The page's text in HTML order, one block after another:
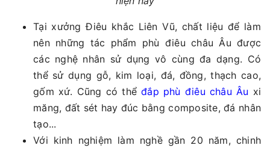
Tại xưởng Điêu khắc Liên Vũ, chất liệu để làm
nên những tác phẩm phù điêu châu Âu được
các nghệ nhân sử dụng vô cùng đa dạng. Có
thể sử dụng gỗ, kim loại, đá, đồng, thạch cao,
gốm xứ. Cũng có thểđắp phù điêu châu Âu xi
măng, đất sét hay đúc bằng composite, đá nhân
tạo...
Với kinh nghiệm làm nghề gần 20 năm, chinh